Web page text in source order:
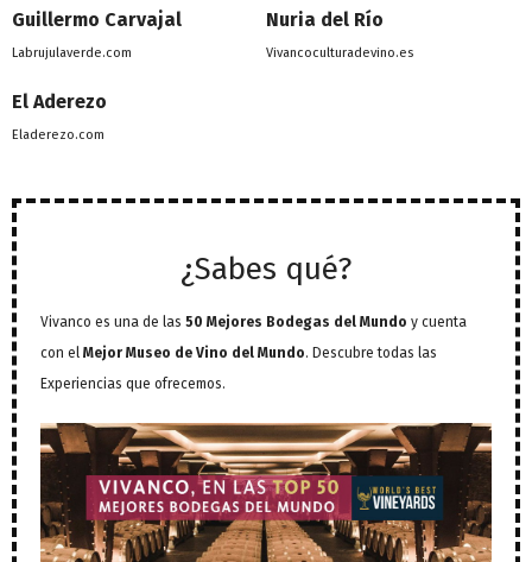
Guillermo Carvajal
Labrujulaverde.com
Nuria del Río
Vivancoculturadevino.es
El Aderezo
Eladerezo.com
¿Sabes qué?
Vivanco es una de las 50 Mejores Bodegas del Mundo y cuenta
con el Mejor Museo de Vino del Mundo. Descubre todas las
Experiencias que ofrecemos.